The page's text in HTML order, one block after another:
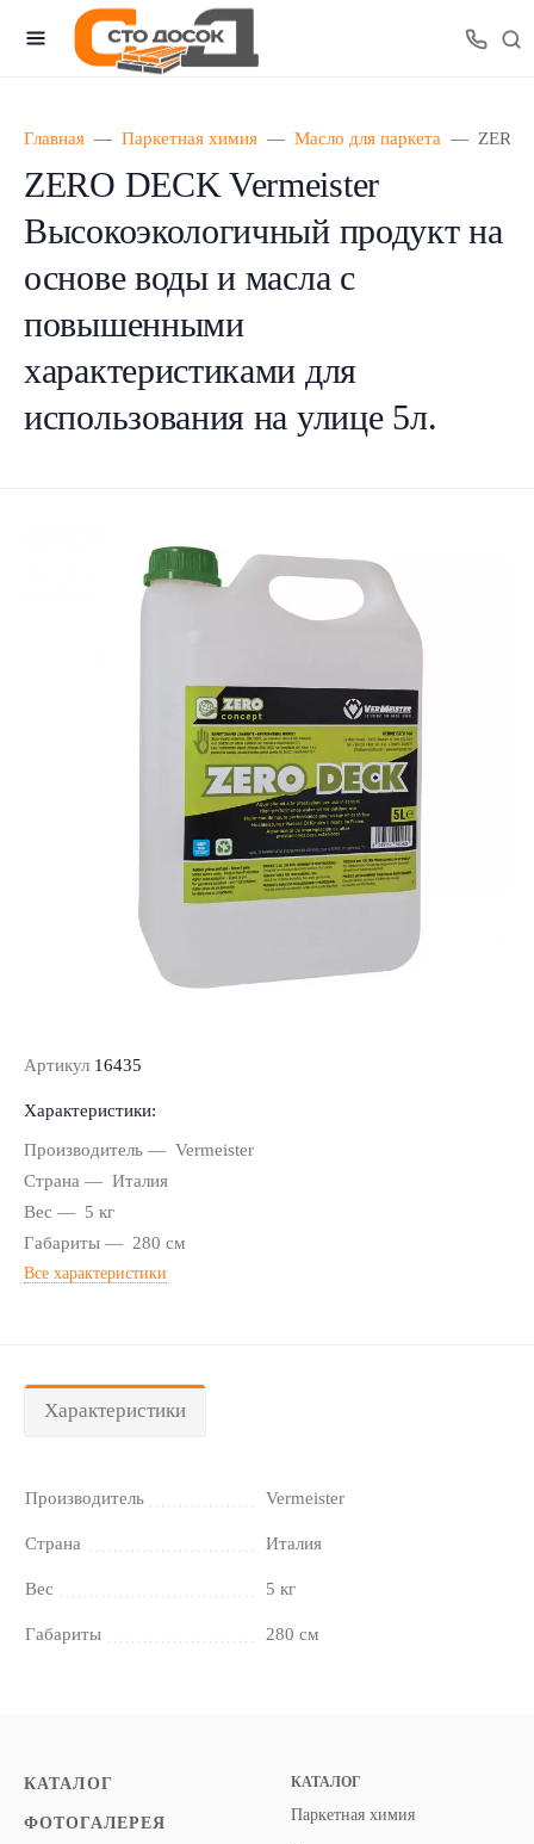
Главная Паркетная химия Масло для паркета ZERO
ZERO DECK Vermeister
Высокоэкологичный продукт на
основе воды и масла с
повышенными
характеристиками для
использования на улице 5л.
Артикул 16435
Характеристики:
Производитель
Vermeister
Страна
Италия
Вес
5 кг
Габариты
280 см
Все характеристики
Характеристики
Производитель Vermeister
Страна Италия
Вес 5 кг
Габариты 280 см
КАТАЛОГ
ФОТОГАЛЕРЕЯ
КАТАЛОГ
Паркетная химия